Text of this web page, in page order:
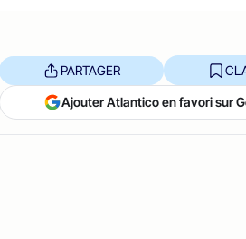
PARTAGER
Ajouter Atlantico en favori sur